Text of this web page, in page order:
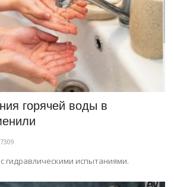
горячей воды в
7309
гидравлическими испытаниями.